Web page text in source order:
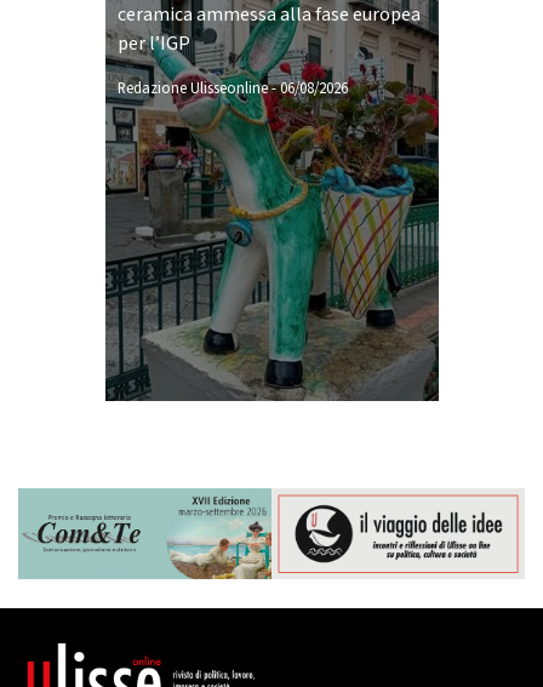
ceramica ammessa alla fase europea
per l’IGP
Redazione Ulisseonline-06/08/2026